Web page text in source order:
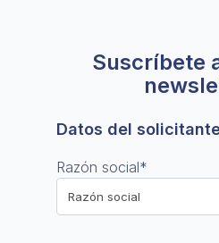
Suscríbete
Datos del
Razón social*